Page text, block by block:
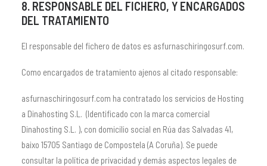
8. RESPONSABLE DEL FICHERO, Y ENCARGADOS
DEL TRATAMIENTO
El responsable del fichero de datos es asfurnaschiringosurf.com.
Como encargados de tratamiento ajenos al citado responsable:
asfurnaschiringosurf.com ha contratado los servicios de Hosting
a Dinahosting S.L. (Identificado con la marca comercial
Dinahosting S.L. ), con domicilio social en Rúa das Salvadas 41,
baixo 15705 Santiago de Compostela (A Coruña). Se puede
consultar la política de privacidad y demás aspectos legales de